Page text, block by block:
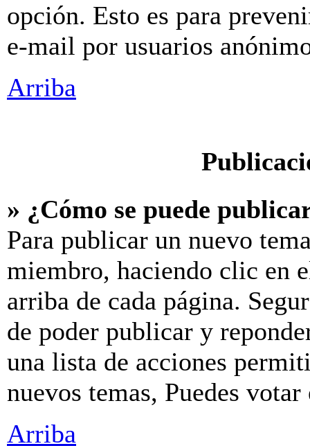
opción. Esto es para
e-mail por usuarios
Arriba
» ¿Cómo se puede
Para publicar un nuevo
miembro, haciendo clic en
arriba de cada página.
de poder publicar y
una lista de acciones
nuevos temas, Puedes
Arriba